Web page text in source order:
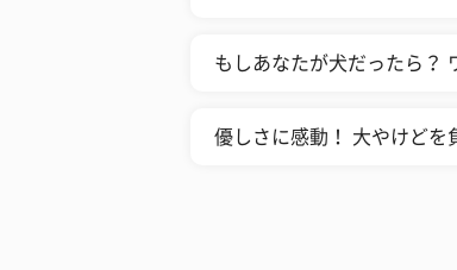
もしあなたが犬だったら？
優しさに感動！ 大やけど